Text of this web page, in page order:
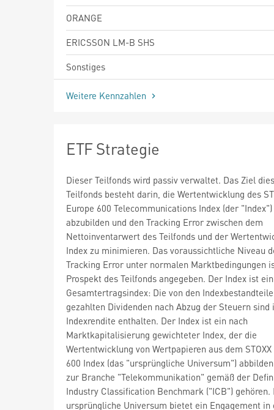
ORANGE
ERICSSON LM-B SHS
Sonstiges
Weitere Kennzahlen
ETF Strategie
Dieser Teilfonds wird passiv verwaltet. Das Ziel
Teilfonds besteht darin, die Wertentwicklung des
Europe 600 Telecommunications Index (der "Index")
abzubilden und den Tracking Error zwischen dem
Nettoinventarwert des Teilfonds und der
Index zu minimieren. Das voraussichtliche Niveau
Tracking Error unter normalen Marktbedingungen
Prospekt des Teilfonds angegeben. Der Index ist
Gesamtertragsindex: Die von den
gezahlten Dividenden nach Abzug der Steuern sind
Indexrendite enthalten. Der Index ist ein nach
Marktkapitalisierung gewichteter Index, der die
Wertentwicklung von Wertpapieren aus dem STOXX
600 Index (das "ursprüngliche Universum")
zur Branche "Telekommunikation" gemäß der
Industry Classification Benchmark ("ICB") gehören.
ursprüngliche Universum bietet ein Engagement in